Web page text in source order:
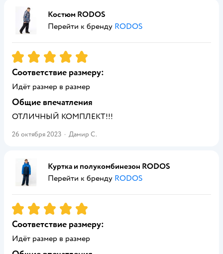
Костюм RODOS
Перейти к бренду RODOS
Рейтинг:5
Соответствие размеру:
Идёт размер в размер
Общие впечатления
ОТЛИЧНЫЙ КОМПЛЕКТ!!!
26 октября 2023 · Дамир С.
Куртка и полукомбинезон RODOS
Перейти к бренду RODOS
Рейтинг:5
Соответствие размеру:
Идёт размер в размер